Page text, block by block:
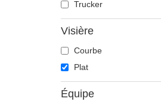
Trucker
Visière
Courbe
Plat
Équipe